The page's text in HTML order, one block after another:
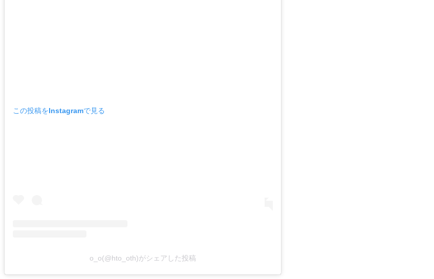
この投稿をInstagramで見る
o_o(@hto_oth)がシェアした投稿